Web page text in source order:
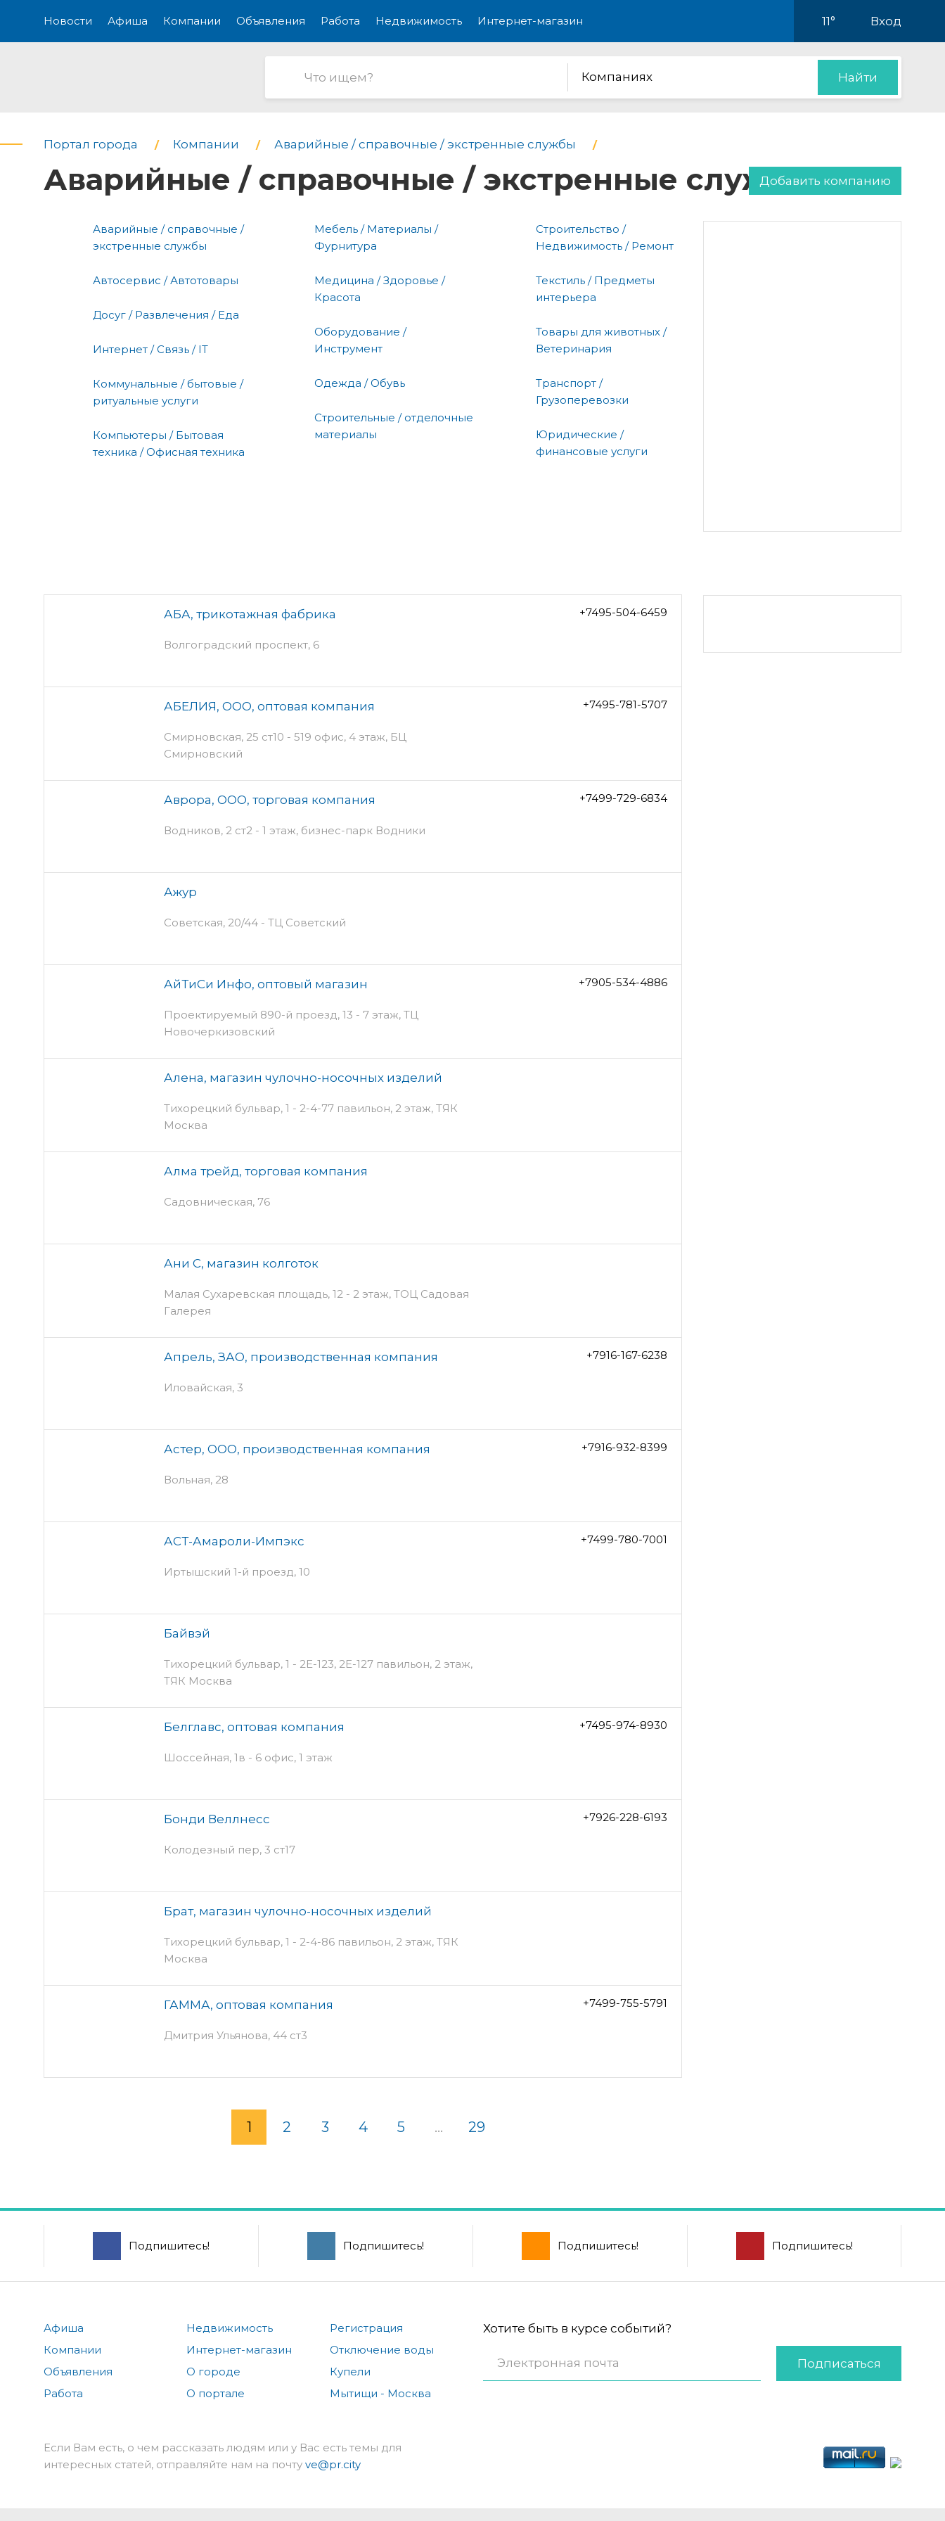
Новости Афиша Компании Объявления Работа Недвижимость Интернет-магазин 11° Вход
Компаниях Найти
Портал города Компании Аварийные / справочные / экстренные службы
Аварийные / справочные / экстренные службыДобавить компанию
Аварийные / справочные /
экстренные службы
Автосервис / Автотовары
Досуг / Развлечения / Еда
Интернет / Связь / IT
Коммунальные / бытовые /
ритуальные услуги
Компьютеры / Бытовая
техника / Офисная техника
Мебель / Материалы /
Фурнитура
Медицина / Здоровье /
Красота
Оборудование /
Инструмент
Одежда / Обувь
Строительные / отделочные
материалы
Строительство /
Недвижимость / Ремонт
Текстиль / Предметы
интерьера
Товары для животных /
Ветеринария
Транспорт /
Грузоперевозки
Юридические /
финансовые услуги
АБА, трикотажная фабрика
Волгоградский проспект, 6
+7495-504-6459
АБЕЛИЯ, ООО, оптовая компания
Смирновская, 25 ст10 - 519 офис, 4 этаж, БЦ
Смирновский
+7495-781-5707
Аврора, ООО, торговая компания
Водников, 2 ст2 - 1 этаж, бизнес-парк Водники
+7499-729-6834
Ажур
Советская, 20/44 - ТЦ Советский
АйТиСи Инфо, оптовый магазин
Проектируемый 890-й проезд, 13 - 7 этаж, ТЦ
Новочеркизовский
+7905-534-4886
Алена, магазин чулочно-носочных изделий
Тихорецкий бульвар, 1 - 2-4-77 павильон, 2 этаж, ТЯК
Москва
Алма трейд, торговая компания
Садовническая, 76
Ани С, магазин колготок
Малая Сухаревская площадь, 12 - 2 этаж, ТОЦ Садовая
Галерея
Апрель, ЗАО, производственная компания
Иловайская, 3
+7916-167-6238
Астер, ООО, производственная компания
Вольная, 28
+7916-932-8399
АСТ-Амароли-Импэкс
Иртышский 1-й проезд, 10
+7499-780-7001
Байвэй
Тихорецкий бульвар, 1 - 2Е-123, 2Е-127 павильон, 2 этаж,
ТЯК Москва
Белглавс, оптовая компания
Шоссейная, 1в - 6 офис, 1 этаж
+7495-974-8930
Бонди Веллнесс
Колодезный пер, 3 ст17
+7926-228-6193
Брат, магазин чулочно-носочных изделий
Тихорецкий бульвар, 1 - 2-4-86 павильон, 2 этаж, ТЯК
Москва
ГАММА, оптовая компания
Дмитрия Ульянова, 44 ст3
+7499-755-5791
1 2 3 4 5 ... 29
Подпишитесь! Подпишитесь! Подпишитесь! Подпишитесь!
Афиша
Компании
Объявления
Работа
Недвижимость
Интернет-магазин
О городе
О портале
Регистрация
Отключение воды
Купели
Мытищи - Москва
Хотите быть в курсе событий?
Подписаться
Если Вам есть, о чем рассказать людям или у Вас есть темы для
интересных статей, отправляйте нам на почту ve@pr.city